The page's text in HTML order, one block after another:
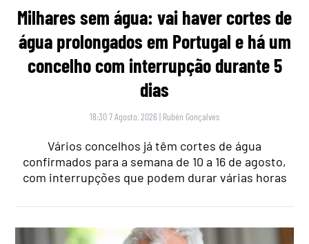
Milhares sem água: vai haver cortes de
água prolongados em Portugal e há um
concelho com interrupção durante 5
dias
18:30 7 Agosto, 2026 | Rubén Gonçalves
Vários concelhos já têm cortes de água
confirmados para a semana de 10 a 16 de agosto,
com interrupções que podem durar várias horas